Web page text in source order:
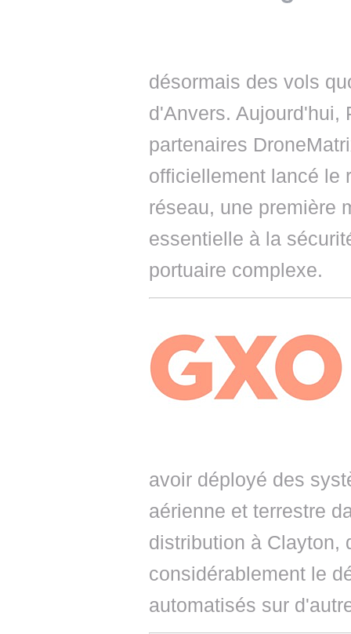
désormais des vols
d'Anvers. Aujourd'hui,
partenaires
officiellement lancé le
réseau, une première
essentielle à la
portuaire complexe.
avoir déployé des
aérienne et terrestre
distribution à Clayton,
considérablement le
automatisés sur